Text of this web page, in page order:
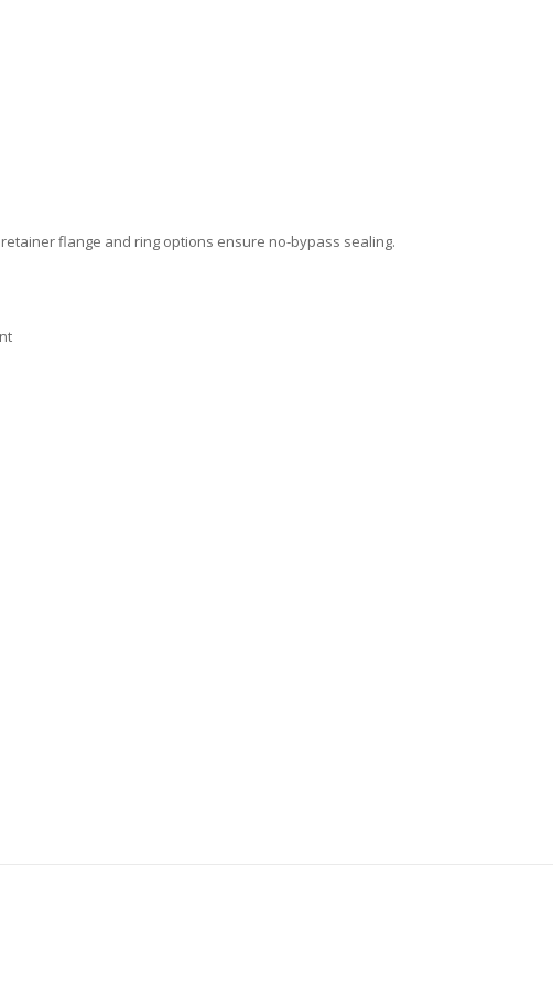
flange and ring options ensure no-bypass sealing.